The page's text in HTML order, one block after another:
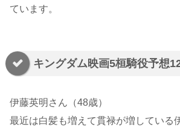
ています。
キングダム映画5桓騎役予想
伊藤英明さん（48歳）
最近は白髪も増えて貫禄が増している